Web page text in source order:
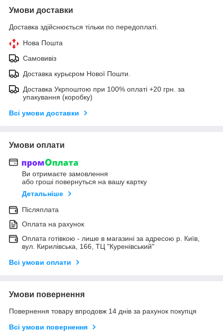
Умови доставки
Доставка здійснюється тільки по передоплаті.
Нова Пошта
Самовивіз
Доставка курьєром Нової Пошти.
Доставка Укрпоштою при 100% оплаті +20 грн. за
упакування (коробку)
Всі умови доставки
Умови оплати
Ви отримаєте замовлення
або гроші повернуться на вашу картку
Детальніше
Післяплата
Оплата на рахунок
Оплата готівкою - лише в магазині за адресою р. Київ,
вул. Кирилівська, 166, ТЦ "Куренівський"
Всі умови оплати
Умови повернення
Повернення товару впродовж 14 днів за рахунок покупця
Всі умови повернення